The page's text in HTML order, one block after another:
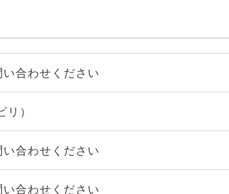
合わせください
）
合わせください
合わせください